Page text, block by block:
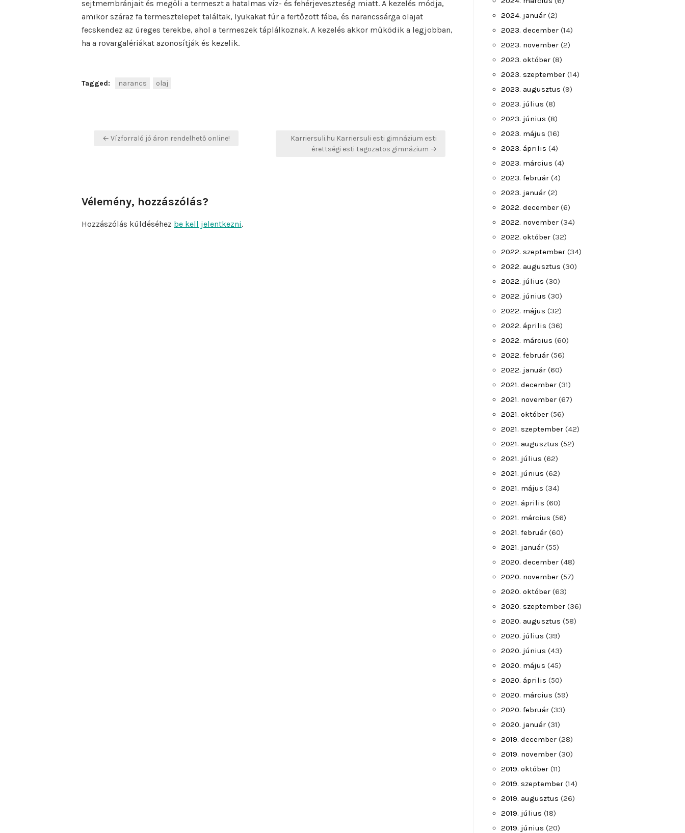
sejtmembránjait és megöli a termeszt a hatalmas víz- és fehérjeveszteség miatt. A kezelés módja,
amikor száraz fa termesztelepet találtak, lyukakat fúr a fertőzött fába, és narancssárga olajat
fecskendez az üreges terekbe, ahol a termeszek táplálkoznak. A kezelés akkor működik a legjobban,
ha a rovargalériákat azonosítják és kezelik.
Tagged: narancs olaj
Bejegyzés
← Vízforraló jó áron rendelhető online!
Karriersuli.hu Karriersuli esti gimnázium esti
érettségi esti tagozatos gimnázium →
Vélemény, hozzászólás?
Hozzászólás küldéséhez be kell jelentkezni.
2024. január (2)
2023. december (14)
2023. november (2)
2023. október (8)
2023. szeptember (14)
2023. augusztus (9)
2023. július (8)
2023. június (8)
2023. május (16)
2023. április (4)
2023. március (4)
2023. február (4)
2023. január (2)
2022. december (6)
2022. november (34)
2022. október (32)
2022. szeptember (34)
2022. augusztus (30)
2022. július (30)
2022. június (30)
2022. május (32)
2022. április (36)
2022. március (60)
2022. február (56)
2022. január (60)
2021. december (31)
2021. november (67)
2021. október (56)
2021. szeptember (42)
2021. augusztus (52)
2021. július (62)
2021. június (62)
2021. május (34)
2021. április (60)
2021. március (56)
2021. február (60)
2021. január (55)
2020. december (48)
2020. november (57)
2020. október (63)
2020. szeptember (36)
2020. augusztus (58)
2020. július (39)
2020. június (43)
2020. május (45)
2020. április (50)
2020. március (59)
2020. február (33)
2020. január (31)
2019. december (28)
2019. november (30)
2019. október (11)
2019. szeptember (14)
2019. augusztus (26)
2019. július (18)
2019. június (20)